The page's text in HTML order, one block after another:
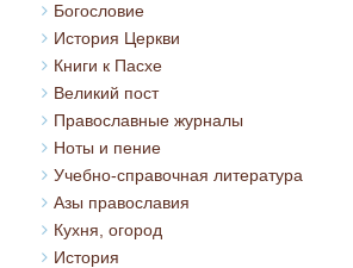
Богословие
История Церкви
Книги к Пасхе
Великий пост
Православные журналы
Ноты и пение
Учебно-справочная литература
Азы православия
Кухня, огород
История